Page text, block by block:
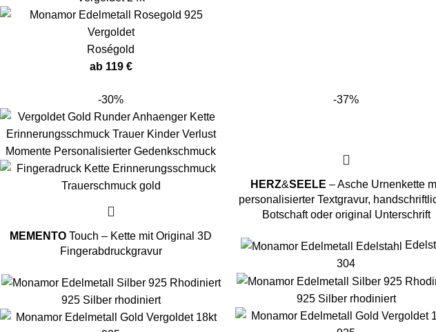
Roségold
ab 119 €
-30%
MEMENTO Touch – Kette mit Original 3D
Fingerabdruckgravur
925 Silber rhodiniert
-37%
HERZ&SEELE – Asche Urnenkette
personalisierter Textgravur,
Botschaft oder original Unterschrift
304
925 Silber rhodiniert